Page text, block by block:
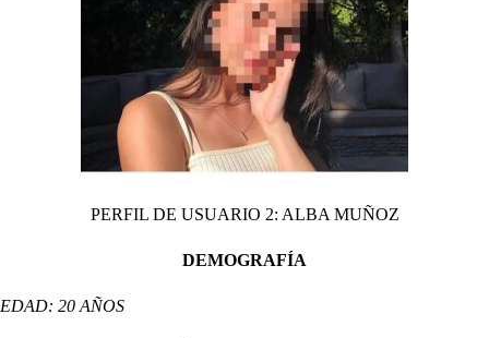
PERFIL DE USUARIO 2: ALBA MUÑOZ
DEMOGRAFÍA
EDAD: 20 AÑOS